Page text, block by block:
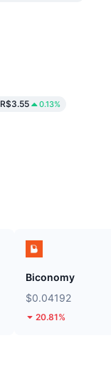
R$3.55 0.13%
Biconomy
$0.04192
20.81%